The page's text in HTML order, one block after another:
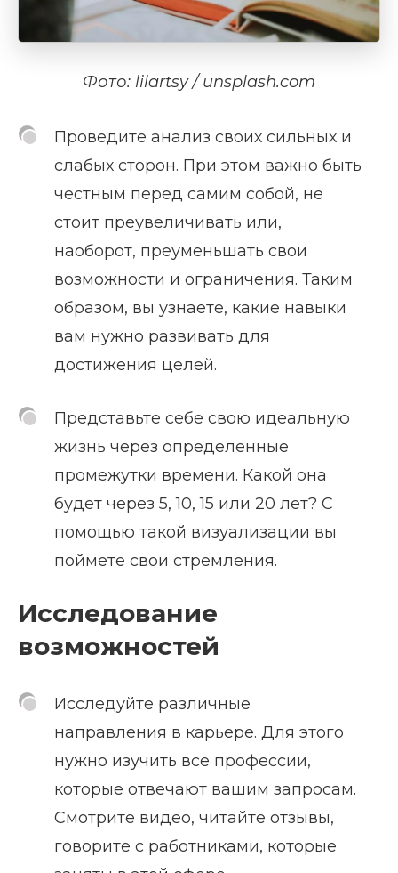
Фото: lilartsy / unsplash.com
Проведите анализ своих сильных и
слабых сторон. При этом важно быть
честным перед самим собой, не
стоит преувеличивать или,
наоборот, преуменьшать свои
возможности и ограничения. Таким
образом, вы узнаете, какие навыки
вам нужно развивать для
достижения целей.
Представьте себе свою идеальную
жизнь через определенные
промежутки времени. Какой она
будет через 5, 10, 15 или 20 лет? С
помощью такой визуализации вы
поймете свои стремления.
Исследование
возможностей
Исследуйте различные
направления в карьере. Для этого
нужно изучить все профессии,
которые отвечают вашим запросам.
Смотрите видео, читайте отзывы,
говорите с работниками, которые